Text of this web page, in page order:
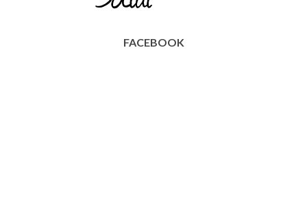
FACEBOOK